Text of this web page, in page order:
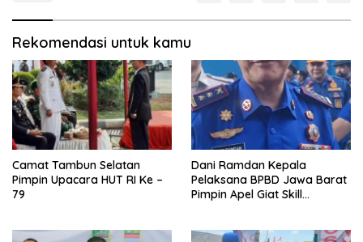
Rekomendasi untuk kamu
Camat Tambun Selatan
Pimpin Upacara HUT RI Ke –
79
Dani Ramdan Kepala
Pelaksana BPBD Jawa Barat
Pimpin Apel Giat Skill